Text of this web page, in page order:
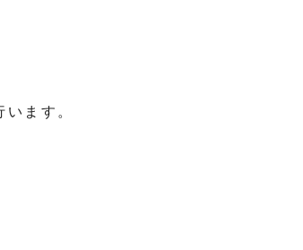
ます。